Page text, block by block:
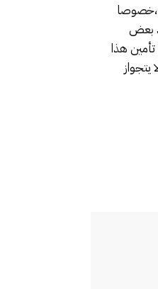
،خصوصا
بعض
هذا